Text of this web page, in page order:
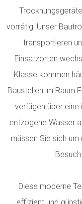
vorrätig. Unser
transportieren
Einsatzorten
Klasse kommen
Baustellen im Raum
verfügen über
entzogene Wasser
müssen Sie sich
Diese moderne
effizient und